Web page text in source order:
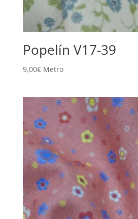
Popelín V17-39
9,00€ Metro